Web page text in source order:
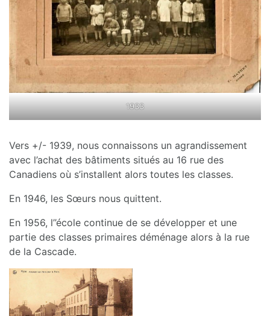
1933
Vers +/- 1939, nous connaissons un agrandissement
avec l’achat des bâtiments situés au 16 rue des
Canadiens où s’installent alors toutes les classes.
En 1946, les Sœurs nous quittent.
En 1956, l’’école continue de se développer et une
partie des classes primaires déménage alors à la rue
de la Cascade.